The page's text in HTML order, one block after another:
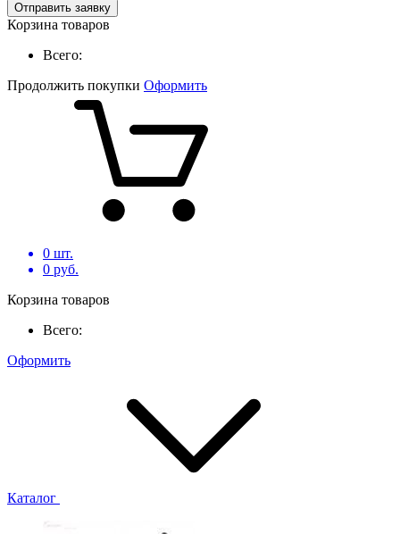
Отправить заявку
Корзина товаров
Всего:
Продолжить покупки Оформить
0 шт.
0 руб.
Корзина товаров
Всего:
Оформить
Каталог